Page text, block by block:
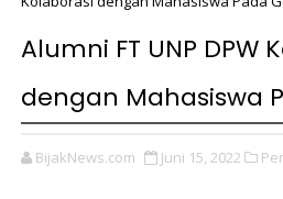
Alumni FT UNP DPW
dengan Mahasiswa
BijakNews.com Juni 15, 2022